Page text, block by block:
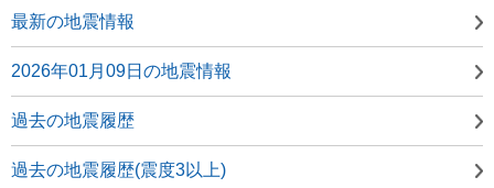
最新の地震情報
2026年01月09日の地震情報
過去の地震履歴
過去の地震履歴(震度3以上)